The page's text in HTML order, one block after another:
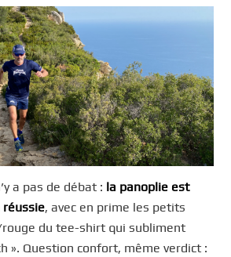
a pas de débat : la panoplie est
, avec en prime les petits
du tee-shirt qui subliment
». Question confort, même verdict :